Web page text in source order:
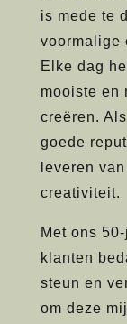
is mede te
voormalige
Elke dag
mooiste en
creëren.
goede
leveren
creativiteit.
Met ons
klanten
steun en
om deze